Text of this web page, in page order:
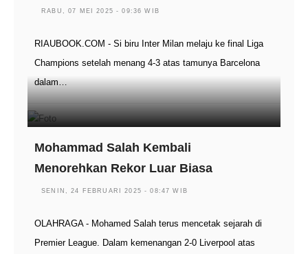
RABU, 07 MEI 2025 - 09:36 WIB
RIAUBOOK.COM - Si biru Inter Milan melaju ke final Liga
Champions setelah menang 4-3 atas tamunya Barcelona
dalam…
Mohammad Salah Kembali
Menorehkan Rekor Luar Biasa
SENIN, 24 FEBRUARI 2025 - 08:47 WIB
OLAHRAGA - Mohamed Salah terus mencetak sejarah di
Premier League. Dalam kemenangan 2-0 Liverpool atas